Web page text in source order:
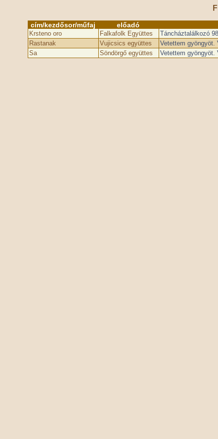
cím/kezdősor/műfaj előadó
Krsteno oro Falkafolk Együttes
Táncháztalálkozó
Rastanak
Vujicsics együttes
Vetettem gyöngyöt.
Sa
Söndörgő együttes Vetettem gyöngyöt.